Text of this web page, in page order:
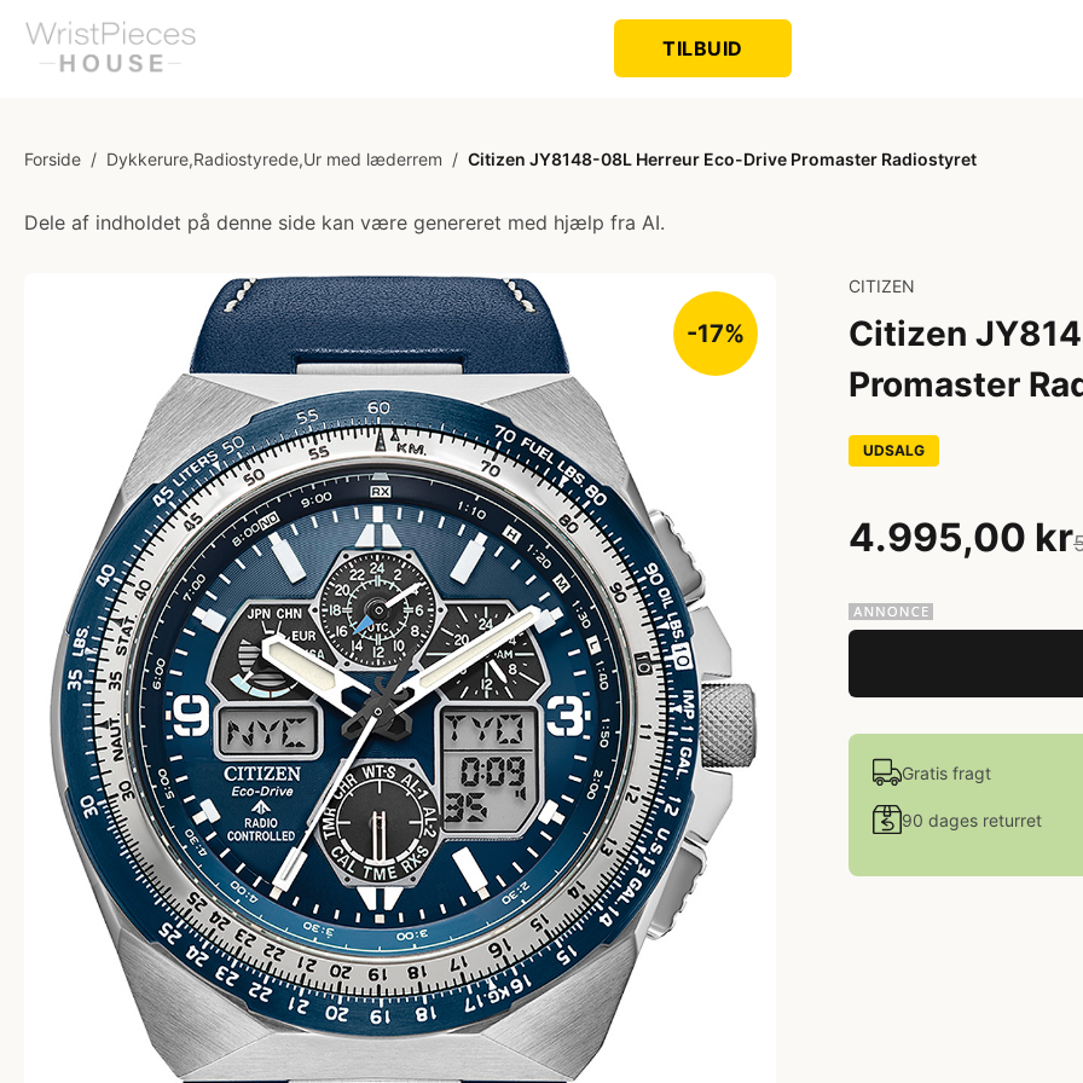
TILBUID
Forside / Dykkerure,Radiostyrede,Ur med læderrem / Citizen JY8148-08L Herreur Eco-Drive Promaster Radiostyret
Dele af indholdet på denne side kan være genereret med hjælp fra AI.
-17%
CITIZEN
Citizen
Promaster
UDSALG
4.995,00 kr
Gratis fragt
90 dages returret